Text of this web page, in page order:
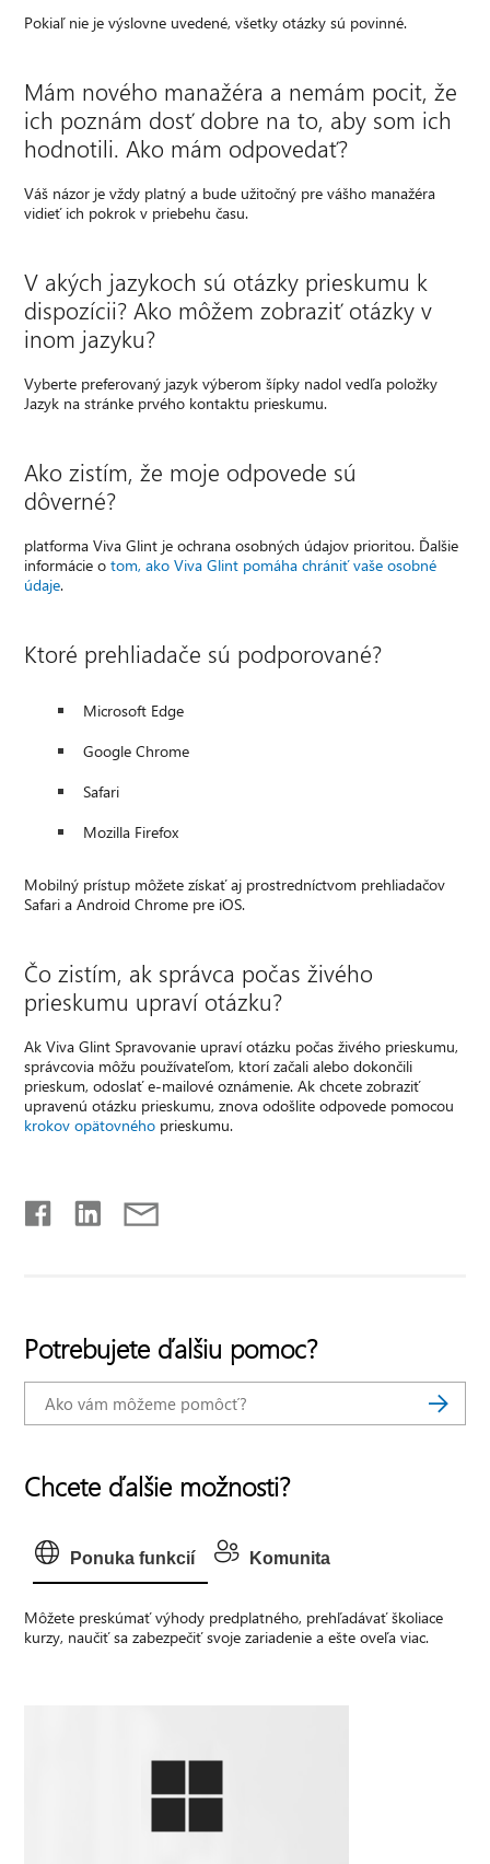
Pokiaľ nie je výslovne uvedené, všetky otázky sú povinné.
Mám nového manažéra a nemám pocit, že
ich poznám dosť dobre na to, aby som ich
hodnotili. Ako mám odpovedať?
Váš názor je vždy platný a bude užitočný pre vášho manažéra
vidieť ich pokrok v priebehu času.
V akých jazykoch sú otázky prieskumu k
dispozícii? Ako môžem zobraziť otázky v
inom jazyku?
Vyberte preferovaný jazyk výberom šípky nadol vedľa položky
Jazyk na stránke prvého kontaktu prieskumu.
Ako zistím, že moje odpovede sú
dôverné?
platforma Viva Glint je ochrana osobných údajov prioritou. Ďalšie
informácie otom, ako Viva Glint pomáha chrániť vaše osobné
údaje.
Ktoré prehliadače sú podporované?
Microsoft Edge
Google Chrome
Safari
Mozilla Firefox
Mobilný prístup môžete získať aj prostredníctvom prehliadačov
Safari a Android Chrome pre iOS.
Čo zistím, ak správca počas živého
prieskumu upraví otázku?
Ak Viva Glint Spravovanie upraví otázku počas živého prieskumu,
správcovia môžu používateľom, ktorí začali alebo dokončili
prieskum, odoslať e-mailové oznámenie. Ak chcete zobraziť
upravenú otázku prieskumu, znova odošlite odpovede pomocou
krokov opätovného prieskumu.
Potrebujete ďalšiu pomoc?
Chcete ďalšie možnosti?
Ponuka funkcií Komunita
Môžete preskúmať výhody predplatného, prehľadávať školiace
kurzy, naučiť sa zabezpečiť svoje zariadenie a ešte oveľa viac.